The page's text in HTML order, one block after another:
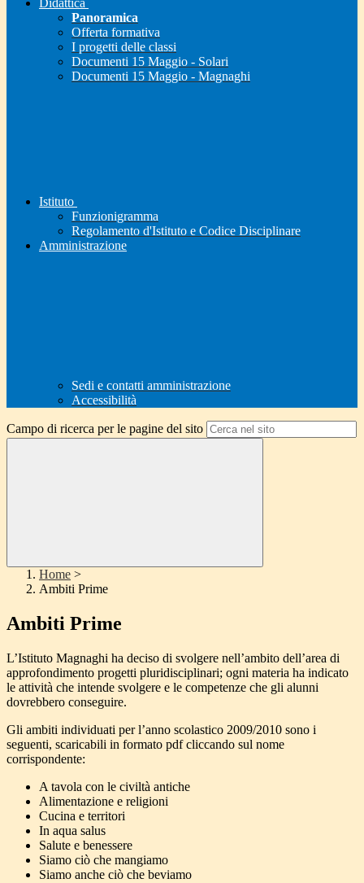
Didattica
Panoramica
Offerta formativa
I progetti delle classi
Documenti 15 Maggio - Solari
Documenti 15 Maggio - Magnaghi
Istituto
Funzionigramma
Regolamento d'Istituto e Codice Disciplinare
Amministrazione
Sedi e contatti amministrazione
Accessibilità
Campo di ricerca per le pagine del sito
Home >
Ambiti Prime
Ambiti Prime
L’Istituto Magnaghi ha deciso di svolgere nell’ambito dell’area di
approfondimento progetti pluridisciplinari; ogni materia ha indicato
le attività che intende svolgere e le competenze che gli alunni
dovrebbero conseguire.
Gli ambiti individuati per l’anno scolastico 2009/2010 sono i
seguenti, scaricabili in formato pdf cliccando sul nome
corrispondente:
A tavola con le civiltà antiche
Alimentazione e religioni
Cucina e territori
In aqua salus
Salute e benessere
Siamo ciò che mangiamo
Siamo anche ciò che beviamo